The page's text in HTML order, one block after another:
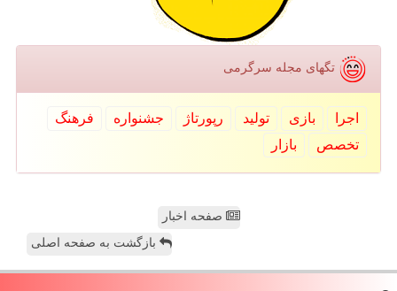
تگهای مجله سرگرمی
اجرا بازی تولید رپورتاژ جشنواره
فرهنگ
تخصص
بازار
صفحه اخبار
بازگشت به صفحه اصلی